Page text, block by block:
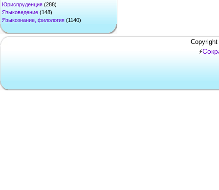
Юриспруденция (288)
Языковедение (148)
Языкознание, филология (1140)
⚡